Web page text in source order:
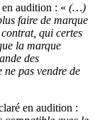
audition : « (…)
faire de marque
qui certes
la marque
des
pas vendre de
en audition :